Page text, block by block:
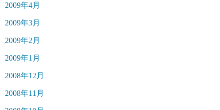
2009年4月
2009年3月
2009年2月
2009年1月
2008年12月
2008年11月